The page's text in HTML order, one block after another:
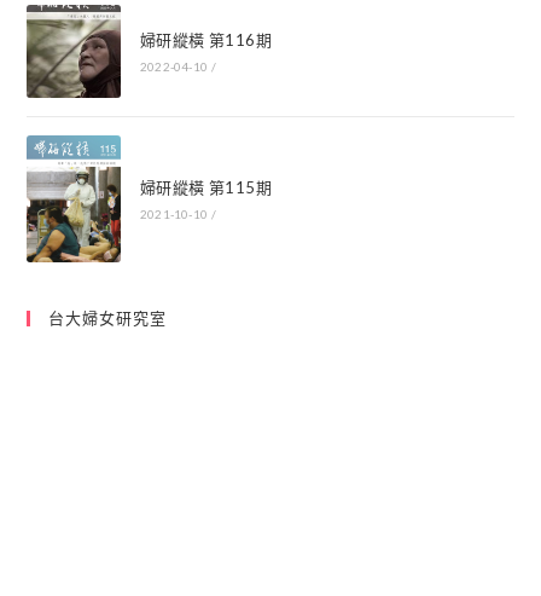
婦研縱橫 第116期
2022-04-10 /
婦研縱橫 第115期
2021-10-10 /
台大婦女研究室